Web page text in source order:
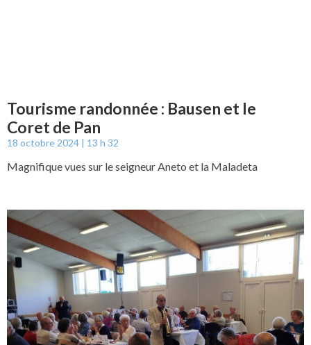
Tourisme randonnée : Bausen et le
Coret de Pan
18 octobre 2024 13 h 32
Magnifique vues sur le seigneur Aneto et la Maladeta